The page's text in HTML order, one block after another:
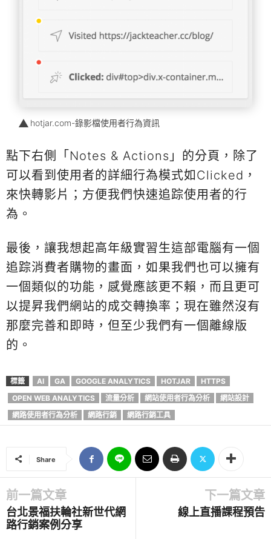
hotjar.com-錄影檔使用者行為資訊
點下右側「Notes & Actions」的分頁，除了
可以看到使用者的詳細行為模式如Clicked，
來快轉影片；方便我們快速追踪使用者的行
為。
最後，讓我想起高年級實習生這部電腦有一個
追踪消費者購物的畫面，如果我們也可以擁有
一個類似的功能，感覺應該更不賴，而且更可
以提昇我們網站的成交轉換率；現在雖然沒有
那麼完善和即時，但至少我們有一個離線版
的。
標籤 AI GA GOOGLE ANALYTICS HOTJAR
HTTPS
OPEN WEB ANALYTICS
流量分析 網站使用者行為分析
網站設計
網路使用者行為分析
網路行銷 網路行銷工具
Share
前一篇文章
台北景福扶輪社新世代網
路行銷案例分享
下一篇文章
線上直播課程預告